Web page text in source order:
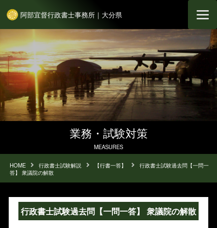
阿部宜督行政書士事務所｜大分県
業務・試験対策
MEASURES
HOME 行政書士試験解説 【行書一答】
行政書士試験過去問【一問一
答】 衆議院の解散
行政書士試験過去問【一問一答】 衆議院の解散